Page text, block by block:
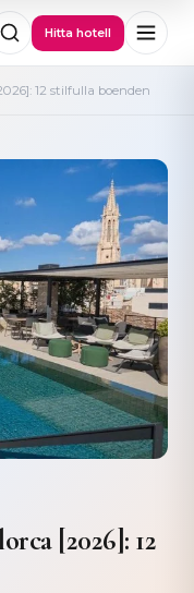
Hitta hotell
12 stilfulla boenden
[2026]: 12